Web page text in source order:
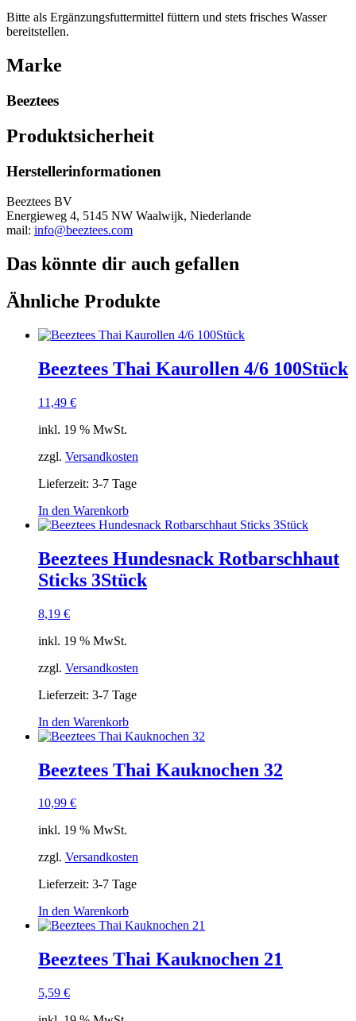
Bitte als Ergänzungsfuttermittel füttern und stets frisches Wasser
bereitstellen.
Marke
Beeztees
Produktsicherheit
Herstellerinformationen
Beeztees BV
Energieweg 4, 5145 NW Waalwijk, Niederlande
mail: info@beeztees.com
Das könnte dir auch gefallen
Ähnliche Produkte
Beeztees Thai Kaurollen 4/6 100Stück
11,49 €
inkl. 19 % MwSt.
zzgl. Versandkosten
Lieferzeit: 3-7 Tage
In den Warenkorb
Beeztees Hundesnack Rotbarschhaut
Sticks 3Stück
8,19 €
inkl. 19 % MwSt.
zzgl. Versandkosten
Lieferzeit: 3-7 Tage
In den Warenkorb
Beeztees Thai Kauknochen 32
10,99 €
inkl. 19 % MwSt.
zzgl. Versandkosten
Lieferzeit: 3-7 Tage
In den Warenkorb
Beeztees Thai Kauknochen 21
5,59 €